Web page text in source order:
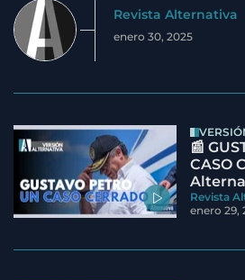
Revista Alternativa
enero 30, 2025
📰
CASO
Revista
enero 29,